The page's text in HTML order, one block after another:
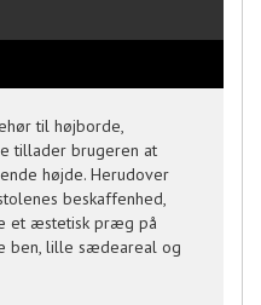
til højborde,
tillader brugeren at
højde. Herudover
beskaffenhed,
et æstetisk præg på
ben, lille sædeareal og